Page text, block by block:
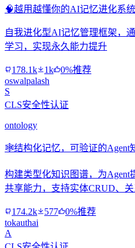
🧠越用越懂你的AI记忆进化系统
自我进化型AI记忆管理框架，
学习，实现永久能力提升
178.1k 1k
0%推荐
oswalpalash
S
CLS安全性认证
ontology
🕸️结构化记忆，可验证的Agent
构建类型化知识图谱，为Agent
共享能力，支持实体CRUD、关
174.2k 577
0%推荐
tokauthai
A